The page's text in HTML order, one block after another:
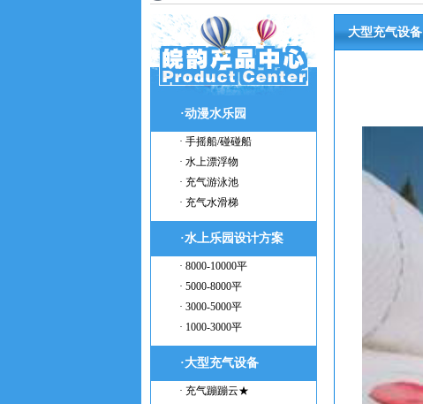
·动漫水乐园
· 手摇船/碰碰船
· 水上漂浮物
· 充气游泳池
· 充气水滑梯
·水上乐园设计方案
· 8000-10000平
· 5000-8000平
· 3000-5000平
· 1000-3000平
·大型充气设备
· 充气蹦蹦云★
大型充气设备